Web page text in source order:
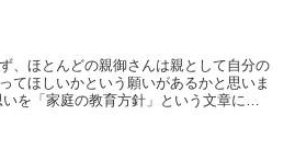
、ほとんどの親御さんは親として自分の
てほしいかという願いがあるかと思いま
を「家庭の教育方針」という文章にす